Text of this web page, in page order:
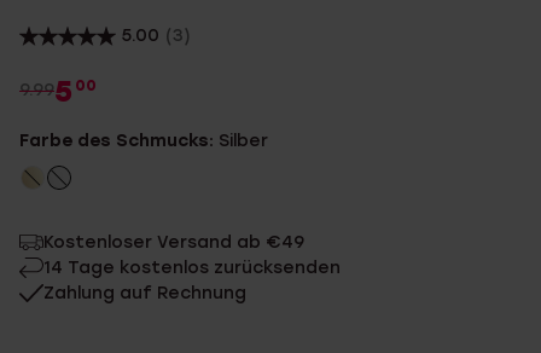
5.00 (3)
9.995 00
Farbe des Schmucks: Silber
Kostenloser Versand ab €49
14 Tage kostenlos zurücksenden
Zahlung auf Rechnung